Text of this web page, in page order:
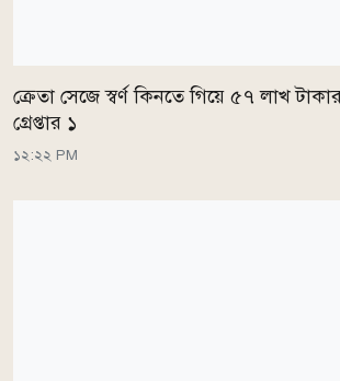
ক্রেতা সেজে স্বর্ণ কিনতে গিয়ে ৫৭ লাখ
গ্রেপ্তার ১
১২:২২ PM